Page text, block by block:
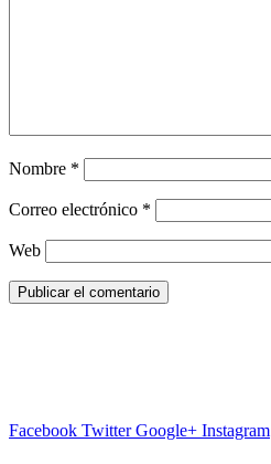
Nombre *
Correo electrónico *
Web
Facebook Twitter Google+ Instagram